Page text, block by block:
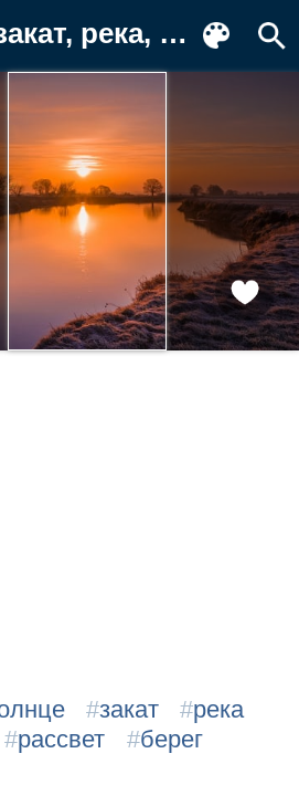
рассвет Картинка для телефона
#закат #река
#рассвет #берег